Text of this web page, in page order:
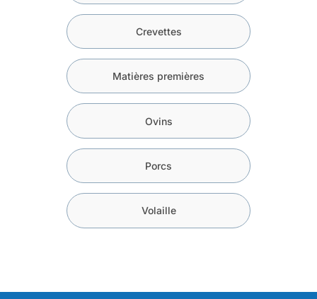
Crevettes
Matières premières
Ovins
Porcs
Volaille